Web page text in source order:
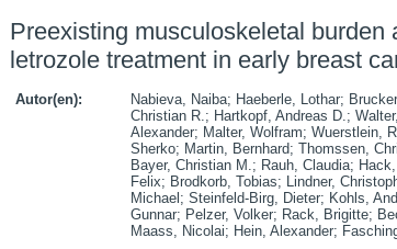
Preexisting musculoskeletal burden
letrozole treatment in early breast
Autor(en): Nabieva, Naiba; Haeberle, Lothar;
Christian R.; Hartkopf, Andreas D.;
Alexander; Malter, Wolfram; Wuerstlein,
Sherko; Martin, Bernhard; Thomssen,
Bayer, Christian M.; Rauh, Claudia;
Felix; Brodkorb, Tobias; Lindner,
Michael ; Steinfeld-Birg, Dieter; Kohls,
Gunnar; Pelzer, Volker; Rack, Brigitte;
Maass, Nicolai; Hein, Alexander;